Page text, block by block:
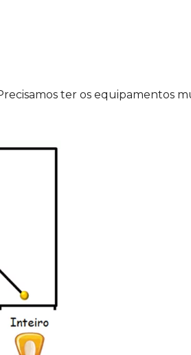
ter os equipamentos